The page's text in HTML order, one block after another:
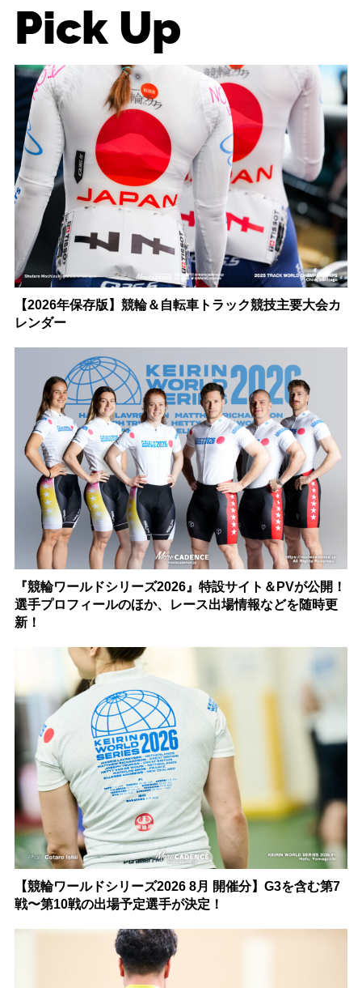
Pick Up
【2026年保存版】競輪＆自転車トラック競技主要大会カ
レンダー
『競輪ワールドシリーズ2026』特設サイト＆PVが公開！
選手プロフィールのほか、レース出場情報などを随時更
新！
【競輪ワールドシリーズ2026 8月 開催分】G3を含む第7
戦〜第10戦の出場予定選手が決定！